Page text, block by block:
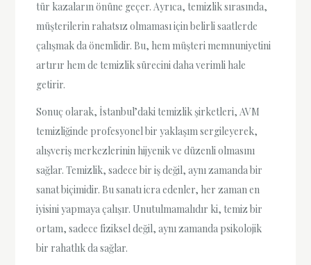
tür kazaların önüne geçer. Ayrıca, temizlik sırasında,
müşterilerin rahatsız olmaması için belirli saatlerde
çalışmak da önemlidir. Bu, hem müşteri memnuniyetini
artırır hem de temizlik sürecini daha verimli hale
getirir.
Sonuç olarak, İstanbul’daki temizlik şirketleri, AVM
temizliğinde profesyonel bir yaklaşım sergileyerek,
alışveriş merkezlerinin hijyenik ve düzenli olmasını
sağlar. Temizlik, sadece bir iş değil, aynı zamanda bir
sanat biçimidir. Bu sanatı icra edenler, her zaman en
iyisini yapmaya çalışır. Unutulmamalıdır ki, temiz bir
ortam, sadece fiziksel değil, aynı zamanda psikolojik
bir rahatlık da sağlar.